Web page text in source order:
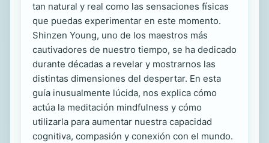
tan natural y real como las sensaciones físicas
que puedas experimentar en este momento.
Shinzen Young, uno de los maestros más
cautivadores de nuestro tiempo, se ha dedicado
durante décadas a revelar y mostrarnos las
distintas dimensiones del despertar. En esta
guía inusualmente lúcida, nos explica cómo
actúa la meditación mindfulness y cómo
utilizarla para aumentar nuestra capacidad
cognitiva, compasión y conexión con el mundo.